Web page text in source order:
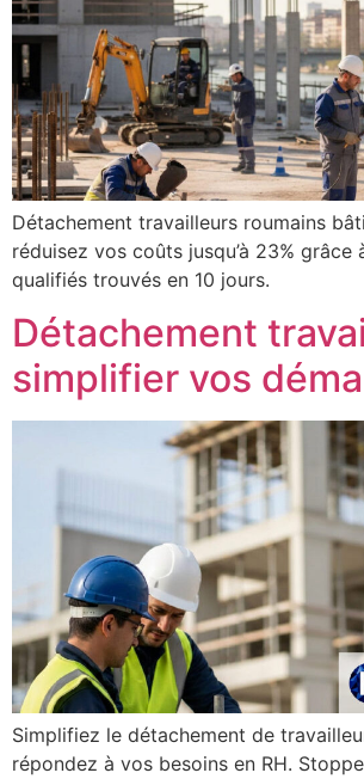
Détachement travailleurs roumains
réduisez vos coûts jusqu’à 23% grâce
qualifiés trouvés en 10 jours.
Détachement
simplifier vos
Simplifiez le détachement de
répondez à vos besoins en RH.